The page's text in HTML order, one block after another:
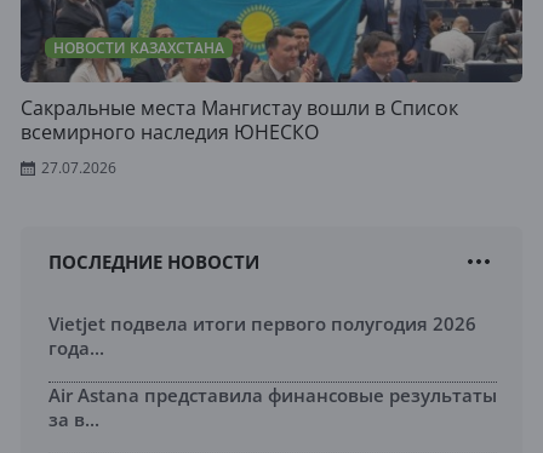
НОВОСТИ КАЗАХСТАНА
Сакральные места Мангистау вошли в Список
всемирного наследия ЮНЕСКО
27.07.2026
ПОСЛЕДНИЕ НОВОСТИ
Vietjet подвела итоги первого полугодия 2026
года...
Air Astana представила финансовые результаты
за в...